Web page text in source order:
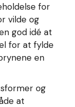
for
vilde og
god idé at
for at fylde
en
og
at